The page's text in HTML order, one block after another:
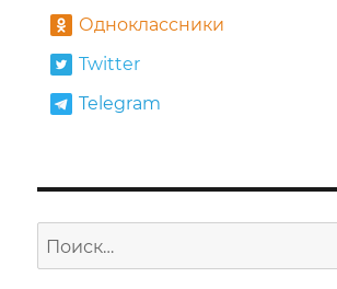
Одноклассники
Twitter
Telegram
Искать: